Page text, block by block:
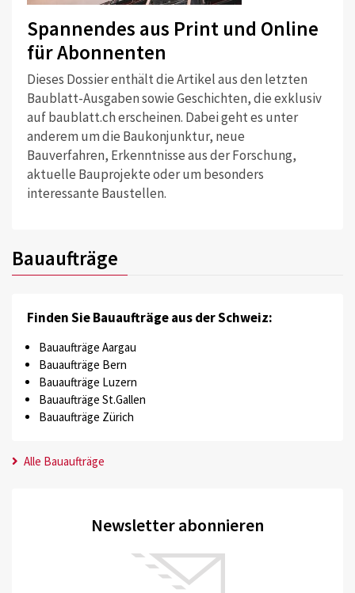
Spannendes aus Print und Online
für Abonnenten
Dieses Dossier enthält die Artikel aus den letzten
Baublatt-Ausgaben sowie Geschichten, die exklusiv
auf baublatt.ch erscheinen. Dabei geht es unter
anderem um die Baukonjunktur, neue
Bauverfahren, Erkenntnisse aus der Forschung,
aktuelle Bauprojekte oder um besonders
interessante Baustellen.
Bauaufträge
Finden Sie Bauaufträge aus der Schweiz:
Bauaufträge Aargau
Bauaufträge Bern
Bauaufträge Luzern
Bauaufträge St.Gallen
Bauaufträge Zürich
Alle Bauaufträge
Newsletter abonnieren